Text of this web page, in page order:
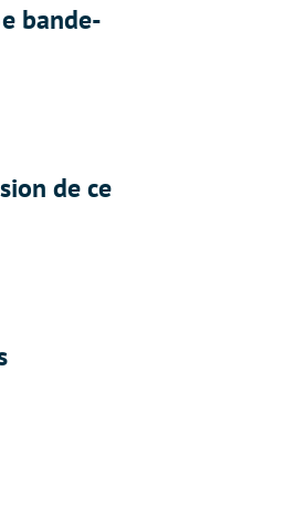
bande-
de ce